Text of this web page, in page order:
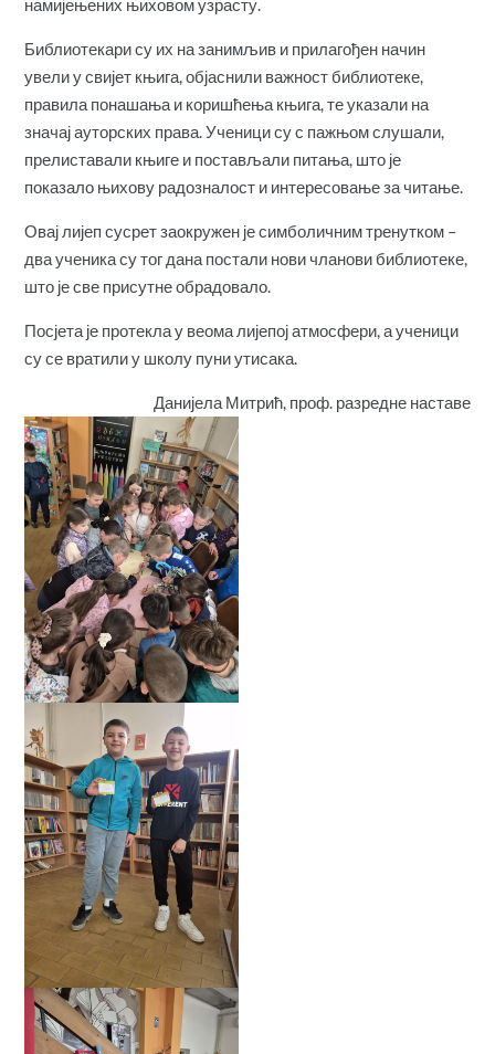
намијењених њиховом узрасту.
Библиотекари су их на занимљив и прилагођен начин
увели у свијет књига, објаснили важност библиотеке,
правила понашања и коришћења књига, те указали на
значај ауторских права. Ученици су с пажњом слушали,
прелиставали књиге и постављали питања, што је
показало њихову радозналост и интересовање за читање.
Овај лијеп сусрет заокружен је симболичним тренутком –
два ученика су тог дана постали нови чланови библиотеке,
што је све присутне обрадовало.
Посјета је протекла у веома лијепој атмосфери, а ученици
су се вратили у школу пуни утисака.
Данијела Митрић, проф. разредне наставе